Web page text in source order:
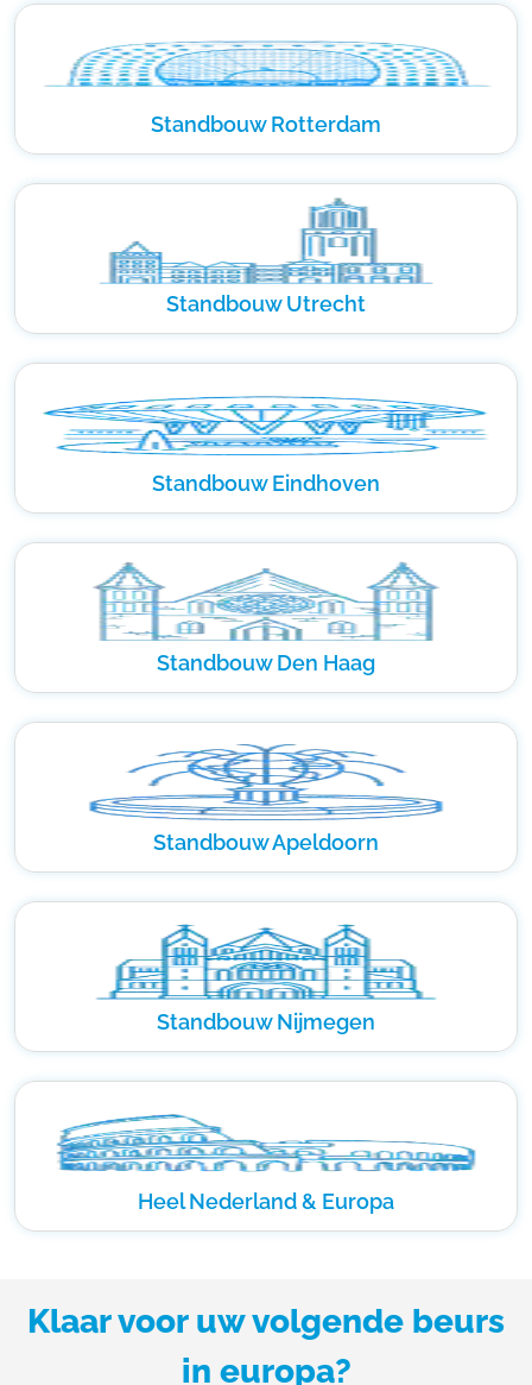
Standbouw Rotterdam
Standbouw Utrecht
Standbouw Eindhoven
Standbouw Den Haag
Standbouw Apeldoorn
Standbouw Nijmegen
Heel Nederland & Europa
Klaar voor uw volgende beurs
in europa?